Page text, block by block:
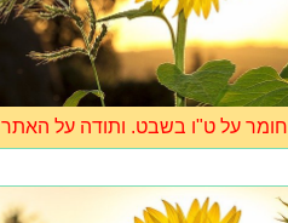
חומר על ט"ו בשבט. ותודה על האתר